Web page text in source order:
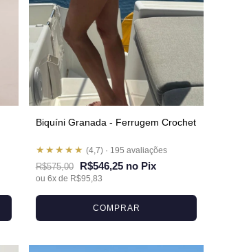
Biquíni Granada - Ferrugem Crochet
★★★★★ (4,7) · 195 avaliações
R$575,00 R$546,25 no Pix
ou 6x de R$95,83
COMPRAR